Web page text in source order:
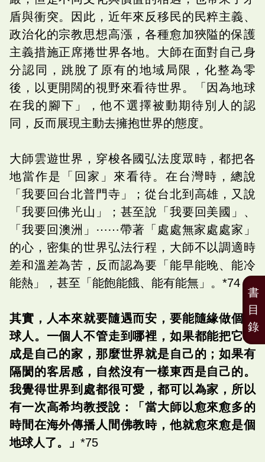
盾與衝突。因此，近年來反移民的民粹主義、
政治化的宗教思想高漲，各種愈加狹隘的保護
主義措施正席捲世界各地。大師在面對自己身
分認同，跳脫了原有的地域局限，化整為零
後，以更開闊的視野來看待世界。「因為地球
在我的腳下」，他不選擇被動期待別人的認
同，反而展現主動去擁抱世界的態度。
大師雲遊世界，穿梭各國弘法度眾時，都把各
地當作是「回家」來看待。在台灣時，總說
「我要回台北普門寺」；從台北到高雄，又說
「我要回佛光山」；甚至說「我要回美國」、
「我要回澳洲」⋯⋯帶著「處處無家處處家」
的心，密集的世界弘法行程，大師不以調適時
差和溫差為苦，反而認為要「能早能晚、能冷
能熱」，甚至「能飽能餓、能有能無」。*74
其實，人本來就要隨遇而安，要能隨緣做個地
球人。一個人不管走到哪裡，如果都能把它看
成是自己的家，那麼世界就是自己的；如果有
隔閡的客居感，自然沒有一樣東西是自己的。
我覺得世界到處都很可愛，都可以為家，所以
有一次高希均教授說：「當大師以愈來愈多的
時間在海外傳播人間佛教時，他就愈來愈是個
地球人了。」 *75
書
目
錄